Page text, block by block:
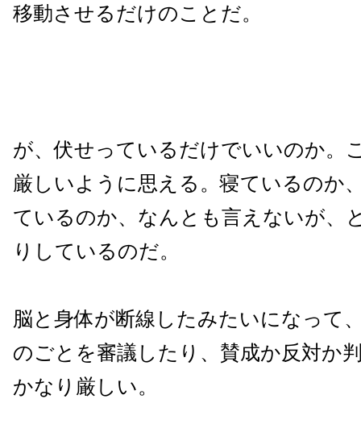
移動させるだけのことだ。
が、伏せっているだけでいいのか。
厳しいように思える。寝ているのか
ているのか、なんとも言えないが、
りしているのだ。
脳と身体が断線したみたいになって
のごとを審議したり、賛成か反対か
かなり厳しい。